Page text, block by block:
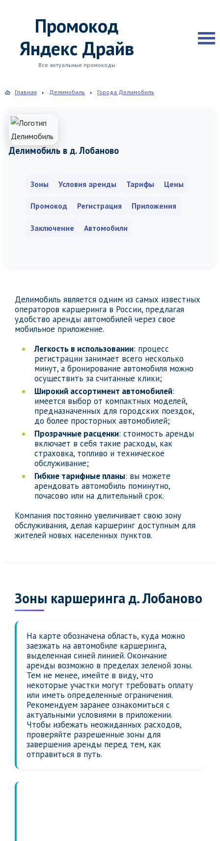
Промокод
Яндекс Драйв
Все актуальные промокоды
Главная Делимобиль Города Делимобиль
Делимобиль в д. Лобаново
Зоны Условия аренды Тарифы Цены
Промокод Регистрация Приложения
Заключение Автомобили
Делимобиль является одним из самых известных
операторов каршеринга в России, предлагая
удобство аренды автомобилей через свое
мобильное приложение.
Легкость в использовании: процесс
регистрации занимает всего несколько
минут, а бронирование автомобиля можно
осуществить за считанные клики;
Широкий ассортимент автомобилей:
имеется выбор от компактных моделей,
предназначенных для городских поездок,
до более просторных автомобилей;
Прозрачные расценки: стоимость аренды
включает в себя такие расходы, как
страховка, топливо и техническое
обслуживание;
Гибкие тарифные планы: вы можете
арендовать автомобиль поминутно,
почасово или на длительный срок.
Компания постоянно увеличивает свою зону
обслуживания, делая каршеринг доступным для
жителей новых населенных пунктов.
Зоны каршеринга д. Лобаново
На карте обозначена область, куда можно
заезжать на автомобиле каршеринга,
выделенная синей линией. Окончание
аренды возможно в пределах зеленой зоны.
Тем не менее, имейте в виду, что
некоторые участки могут требовать оплату
или иметь определенные ограничения.
Рекомендуем заранее ознакомиться с
актуальными условиями в приложении.
Чтобы избежать неожиданных расходов,
проверяйте разрешенные зоны для
завершения аренды перед тем, как
отправиться в путь.